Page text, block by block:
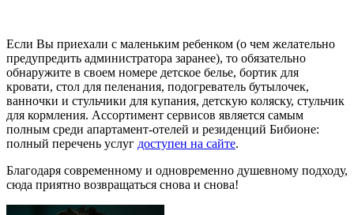
Если Вы приехали с маленьким ребенком (о чем желательно
предупредить администратора заранее), то обязательно
обнаружите в своем номере детское белье, бортик для
кровати, стол для пеленания, подогреватель бутылочек,
ванночки и стульчики для купания, детскую коляску, стульчик
для кормления. Ассортимент сервисов является самым
полным среди апартамент-отелей и резиденций Бибионе:
полный перечень услуг доступен на сайте.
Благодаря современному и одновременно душевному подходу,
сюда приятно возвращаться снова и снова!